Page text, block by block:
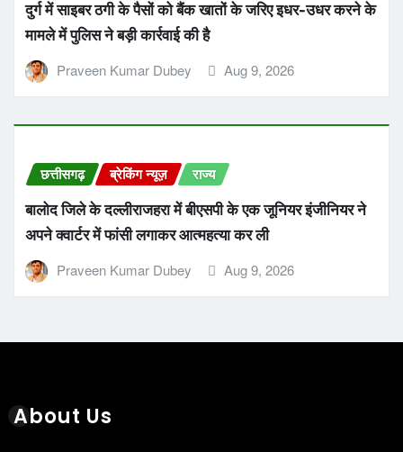
दुर्ग में साइबर ठगी के पैसों को बैंक खातों के जरिए इधर-उधर करने के
मामले में पुलिस ने बड़ी कार्रवाई की है
Praveen Kumar Dubey Aug 9, 2026
छत्तीसगढ़ ब्रेकिंग न्यूज़ राज्य
बालोद जिले के दल्लीराजहरा में बीएसपी के एक जूनियर इंजीनियर ने
अपने क्वार्टर में फांसी लगाकर आत्महत्या कर ली
Praveen Kumar Dubey Aug 9, 2026
About Us